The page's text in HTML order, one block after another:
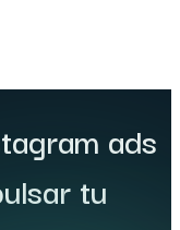
ads
tu